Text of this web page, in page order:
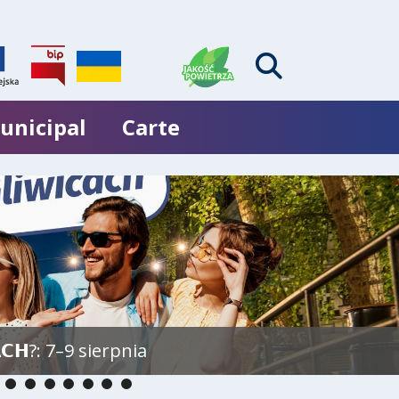
Carte
7–9 sierpnia